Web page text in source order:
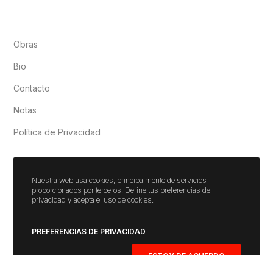
Obras
Bio
Contacto
Notas
Política de Privacidad
Nuestra web usa cookies, principalmente de servicios
proporcionados por terceros. Define tus preferencias de
privacidad y acepta el uso de cookies.
PREFERENCIAS DE PRIVACIDAD